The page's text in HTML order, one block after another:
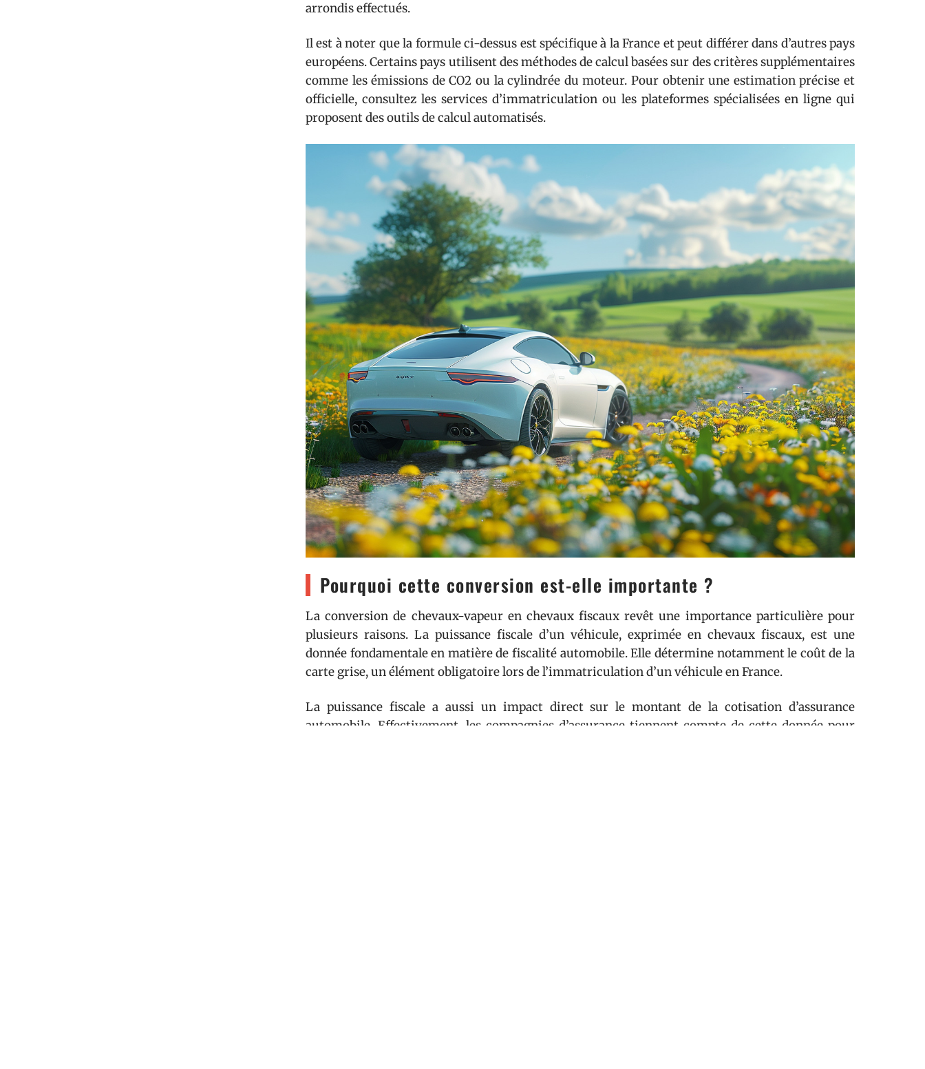
arrondis effectués.
Il est à noter que la formule ci-dessus est spécifique à la France et peut différer dans d’autres pays
européens. Certains pays utilisent des méthodes de calcul basées sur des critères supplémentaires
comme les émissions de CO2 ou la cylindrée du moteur. Pour obtenir une estimation précise et
officielle, consultez les services d’immatriculation ou les plateformes spécialisées en ligne qui
proposent des outils de calcul automatisés.
Pourquoi cette conversion est-elle importante ?
La conversion de chevaux-vapeur en chevaux fiscaux revêt une importance particulière pour
plusieurs raisons. La puissance fiscale d’un véhicule, exprimée en chevaux fiscaux, est une
donnée fondamentale en matière de fiscalité automobile. Elle détermine notamment le coût de la
carte grise, un élément obligatoire lors de l’immatriculation d’un véhicule en France.
La puissance fiscale a aussi un impact direct sur le montant de la cotisation d’assurance
automobile. Effectivement, les compagnies d’assurance tiennent compte de cette donnée pour